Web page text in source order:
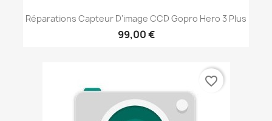
Réparations Capteur D'image CCD Gopro Hero 3 Plus
99,00 €
favorite_border